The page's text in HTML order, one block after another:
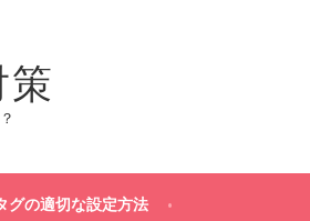
グの適切な設定方法